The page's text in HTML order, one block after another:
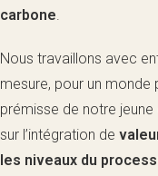
carbone.
Nous travaillons avec
mesure, pour un monde
prémisse de notre
sur l’intégration de
les niveaux du